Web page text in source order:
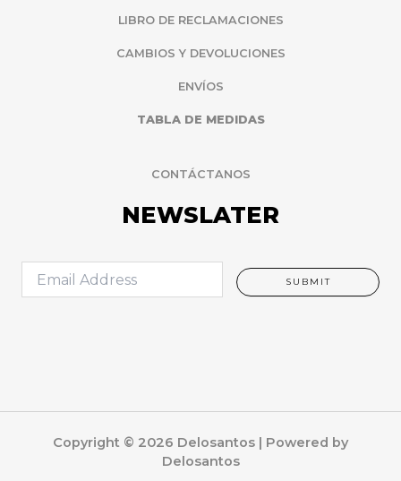
LIBRO DE RECLAMACIONES
CAMBIOS Y DEVOLUCIONES
ENVÍOS
TABLA DE MEDIDAS
CONTÁCTANOS
NEWSLATER
SUBMIT
Copyright © 2026 Delosantos | Powered by
Delosantos